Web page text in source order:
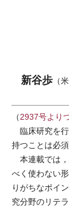
新谷歩 （
（2937号より
臨床研究を行
持つことは必須
本連載では，
べく使わない
りがちなポイ
究分野のリテ